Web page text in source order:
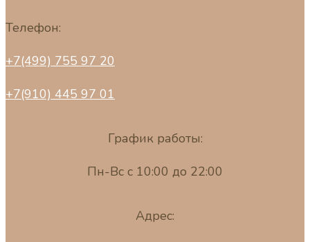
Телефон:
+7(499) 755 97 20
+7(910) 445 97 01
График работы:
Пн-Вс с 10:00 до 22:00
Адрес: